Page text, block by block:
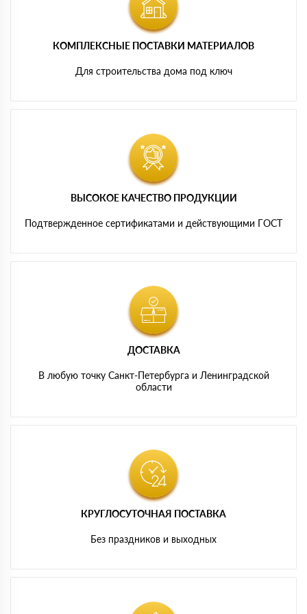
КОМПЛЕКСНЫЕ ПОСТАВКИ МАТЕРИАЛОВ
Для строительства дома под ключ
ВЫСОКОЕ КАЧЕСТВО ПРОДУКЦИИ
Подтвержденное сертификатами и действующими ГОСТ
ДОСТАВКА
В любую точку Санкт-Петербурга и Ленинградской
области
КРУГЛОСУТОЧНАЯ ПОСТАВКА
Без праздников и выходных